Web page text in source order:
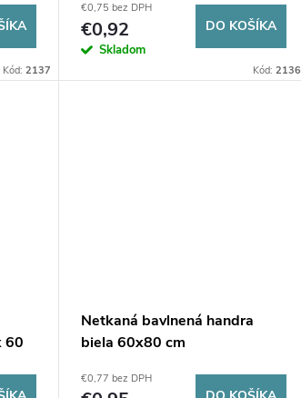
Kód:2137
€0,75 bez DPH
€0,92
Skladom
DO KOŠÍKA
Kód: 2136
60
Netkaná bavlnená handra
biela 60x80 cm
€0,77 bez DPH